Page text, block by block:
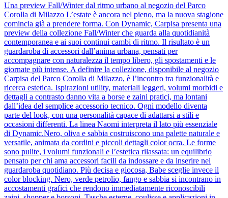
Una preview Fall/Winter dal ritmo urbano al negozio del Parco
Corolla di Milazzo L’estate è ancora nel pieno, ma la nuova stagione
comincia già a prendere forma. Con Dynamic, Carpisa presenta una
preview della collezione Fall/Winter che guarda alla quotidianità
contemporanea e ai suoi continui cambi di ritmo. Il risultato è un
guardaroba di accessori dall’anima urbana, pensati per
accompagnare con naturalezza il tempo libero, gli spostamenti e le
giornate più intense. A definire la collezione, disponibile al negozio
Carpisa del Parco Corolla di Milazzo, è l’incontro tra funzionalità e
ricerca estetica. Ispirazioni utility, materiali leggeri, volumi morbidi e
dettagli a contrasto danno vita a borse e zaini pratici, ma lontani
dall’idea del semplice accessorio tecnico. Ogni modello diventa
parte del look, con una personalità capace di adattarsi a stili e
occasioni differenti. La linea Naomi interpreta il lato più essenziale
di Dynamic.Nero, oliva e sabbia costruiscono una palette naturale e
versatile, animata da cordini e piccoli dettagli color ocra. Le forme
sono pulite, i volumi funzionali e l’estetica rilassata: un equilibrio
pensato per chi ama accessori facili da indossare e da inserire nel
guardaroba quotidiano. Più decisa e giocosa, Babe sceglie invece il
color blocking. Nero, verde petrolio, fango e sabbia si incontrano in
accostamenti grafici che rendono immediatamente riconoscibili